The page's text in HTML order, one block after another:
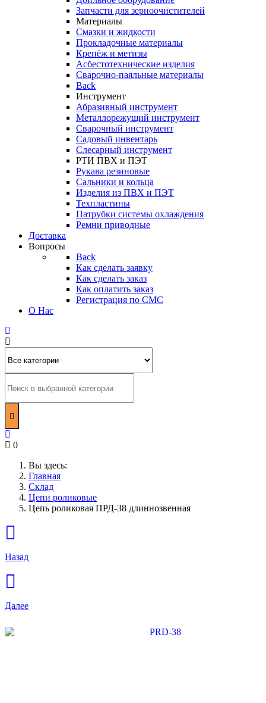
Запчасти для зерноочистителей
Материалы
Смазки и жидкости
Прокладочные материалы
Крепёж и метизы
Асбестотехнические изделия
Сварочно-паяльные материалы
Back
Инструмент
Абразивный инструмент
Металлорежущий инструмент
Сварочный инструмент
Садовый инвентарь
Слесарный инструмент
РТИ ПВХ и ПЭТ
Рукава резиновые
Сальники и кольца
Изделия из ПВХ и ПЭТ
Техпластины
Патрубки системы охлаждения
Ремни приводные
Доставка
Вопросы
Back
Как сделать заявку
Как сделать заказ
Как оплатить заказ
Регистрация по СМС
О Нас
0
Вы здесь:
Главная
Склад
Цепи роликовые
Цепь роликовая ПРД-38 длиннозвенная
Назад
Далее